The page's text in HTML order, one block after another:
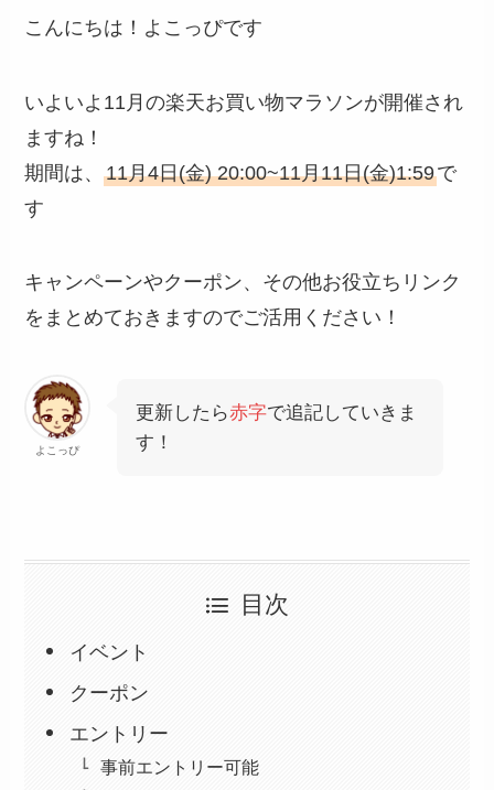
こんにちは！よこっぴです
いよいよ11月の楽天お買い物マラソンが開催され
ますね！
期間は、11月4日(金) 20:00~11月11日(金)1:59で
す
キャンペーンやクーポン、その他お役立ちリンク
をまとめておきますのでご活用ください！
よこっぴ
更新したら赤字で追記していきま
す！
目次
イベント
クーポン
エントリー
事前エントリー可能